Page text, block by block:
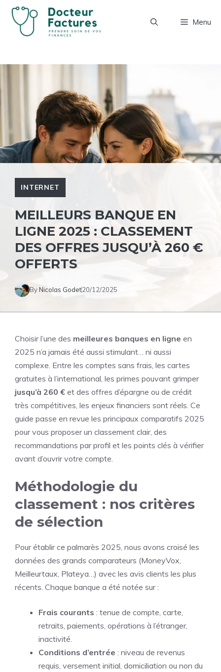
Aller
contenu
Menu
INTERNET
MEILLEURS BANQUE EN
LIGNE 2025 : CLASSEMENT
DES OFFRES JUSQU’À 260 €
OFFERTS
ByNicolas Godet20/12/2025
Choisir l’une des meilleures banques en ligne en
2025 n’a jamais été aussi stimulant… ni aussi
complexe. Entre les comptes sans frais, les cartes
gratuites à l’international, les primes pouvant grimper
jusqu’à 260 € et des offres d’épargne ou de crédit
très compétitives, les enjeux financiers sont réels. Ce
guide passe en revue les principaux comparatifs 2025
pour vous proposer un classement clair, des
recommandations par profil et les points clés à vérifier
avant d’ouvrir votre compte.
Méthodologie du
classement : nos critères
de sélection
Pour établir ce palmarès 2025, nous avons croisé les
données des grands comparateurs (MoneyVox,
Meilleurtaux, Plateya…) avec les avis clients les plus
récents. Chaque banque a été notée sur :
Frais courants : tenue de compte, carte,
retraits, paiements, opérations à l’étranger,
inactivité.
Conditions d’entrée : niveau de revenus
requis, versement initial, domiciliation ou non du